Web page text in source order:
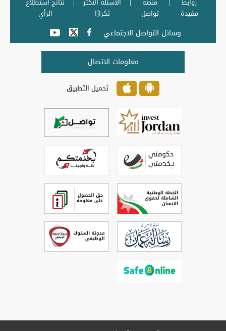
مفيدة
تواصل
تكرارًا
الرأي
وسائل التواصل الاجتماعي
معلومات الاتصال
تحميل التطبيق